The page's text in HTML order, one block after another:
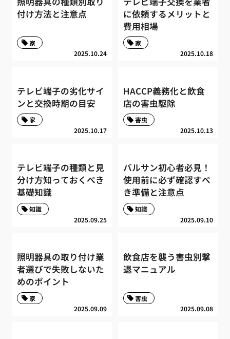
付け方法と注意点
2025.10.24
家
に依頼するメリットと
費用相場
2025.10.18
家
テレビ端子の劣化サイ
ンと交換時期の目安
2025.10.17
家
HACCP義務化と飲食
店の害虫駆除
2025.10.13
害虫
テレビ端子の種類と見
分け方知っておくべき
基礎知識
2025.09.25
知識
バルサン初心者必見！
使用前に必ず確認すべ
き準備と注意点
2025.09.10
知識
照明器具の取り付け業
者選びで失敗しないた
めのポイント
2025.09.09
家
飲食店を襲う害虫別撃
退マニュアル
2025.09.08
害虫